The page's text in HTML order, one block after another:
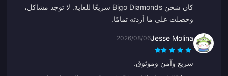
كان شحن Bigo Diamonds سريعًا للغاية. لا توجد مشاكل،
وحصلت على ما أردته تمامًا.
Jesse Molina
2026/08/06
سريع وآمن وموثوق.